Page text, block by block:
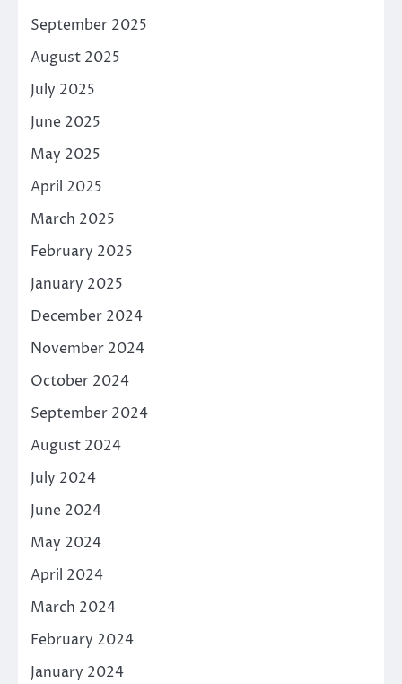
September 2025
August 2025
July 2025
June 2025
May 2025
April 2025
March 2025
February 2025
January 2025
December 2024
November 2024
October 2024
September 2024
August 2024
July 2024
June 2024
May 2024
April 2024
March 2024
February 2024
January 2024